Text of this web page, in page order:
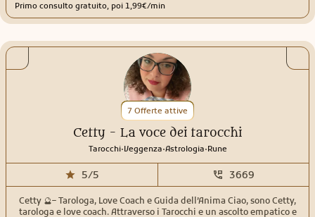
Primo consulto gratuito, poi 1,99€/min
7 Offerte attive
Cetty - La voce dei tarocchi
Tarocchi.Veggenza.Astrologia.Rune
5/5 3669
Cetty 🔮– Tarologa, Love Coach e Guida dell’Anima Ciao, sono Cetty,
tarologa e love coach. Attraverso i Tarocchi e un ascolto empatico e